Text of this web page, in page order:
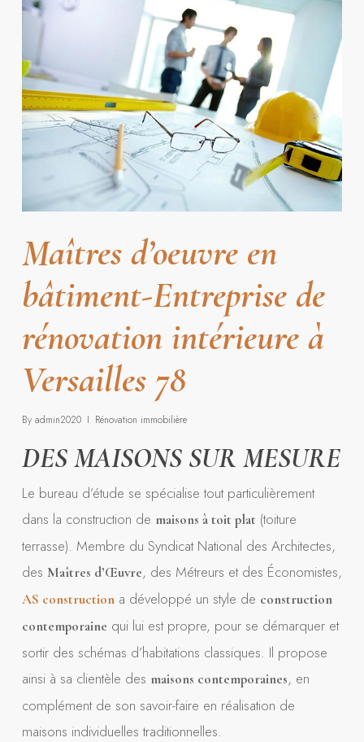
Maîtres d’oeuvre en
bâtiment-Entreprise de
rénovation intérieure à
Versailles 78
By admin2020 Rénovation immobilière
DES MAISONS SUR MESURE
Le bureau d’étude se spécialise tout particulièrement
dans la construction de maisons à toit plat (toiture
terrasse). Membre du Syndicat National des Architectes,
des Maîtres d’Œuvre, des Métreurs et des Économistes,
AS constructiona développé un style de construction
contemporaine qui lui est propre, pour se démarquer et
sortir des schémas d’habitations classiques. Il propose
ainsi à sa clientèle des maisons contemporaines, en
complément de son savoir-faire en réalisation de
maisons individuelles traditionnelles.